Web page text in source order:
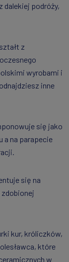
dalekiej podróży,
z
wyrobami i
inne
się jako
a na parapecie
się na
kur, króliczków,
które
w